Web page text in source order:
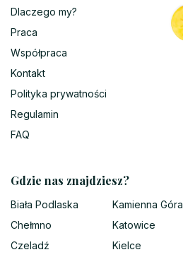
Dlaczego my?
Praca
Współpraca
Kontakt
Polityka prywatności
Regulamin
FAQ
Gdzie nas znajdziesz?
Biała Podlaska
Chełmno
Czeladź
Kamienna Góra
Katowice
Kielce